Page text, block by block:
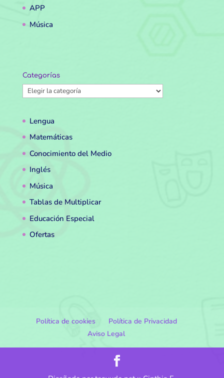
APP
Música
Categorías
Categorías
Lengua
Matemáticas
Conocimiento del Medio
Inglés
Música
Tablas de Multiplicar
Educación Especial
Ofertas
Política de cookies
Política de Privacidad
Aviso Legal